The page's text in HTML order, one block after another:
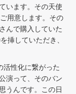
います。その天使
用意します。その
んで購入していた
挿していただき、
活性化に繋がった
演って、そのバン
うんです。この日